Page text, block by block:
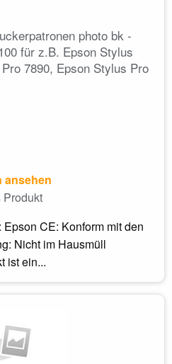
photo bk -
für z.B. Epson Stylus
7890, Epson Stylus Pro
ansehen
CE: Konform mit den
Nicht im Hausmüll
ist ein...